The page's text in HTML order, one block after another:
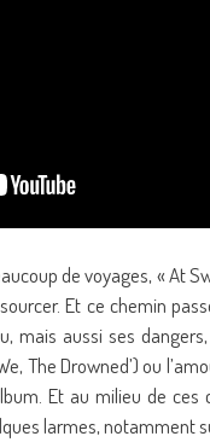
de voyages, « At
Et ce chemin
mais aussi ses
The Drowned’) ou
Et au milieu de
larmes, notamment